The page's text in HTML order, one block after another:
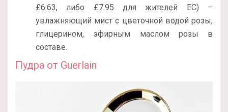
£6.63, либо £7.95 для жителей ЕС) –
увлажняющий мист с цветочной водой розы,
глицерином, эфирным маслом розы в
составе.
Пудра от Guerlain